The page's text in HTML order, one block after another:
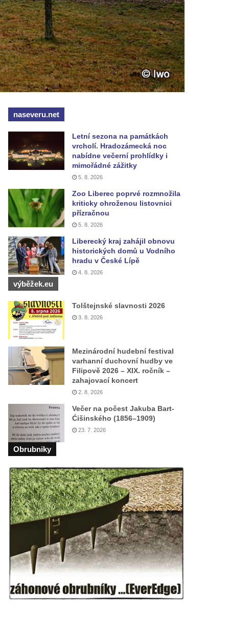
naseveru.net
Letní sezona na památkách
vrcholí. Hradozámecká noc
nabídne večerní prohlídky i
mimořádné zážitky
5. 8. 2026
Zoo Liberec poprvé rozmnožila
kriticky ohroženou listovnici
přízračnou
5. 8. 2026
Liberecký kraj zahájil obnovu
historických domů u Vodního
hradu v České Lípě
4. 8. 2026
výběžek.eu
Tolštejnské slavnosti 2026
3. 8. 2026
Mezinárodní hudební festival
varhanní duchovní hudby ve
Filipově 2026 – XIX. ročník –
zahajovací koncert
2. 8. 2026
Večer na počest Jakuba Bart-
Ćišinského (1856–1909)
23. 7. 2026
Obrubniky